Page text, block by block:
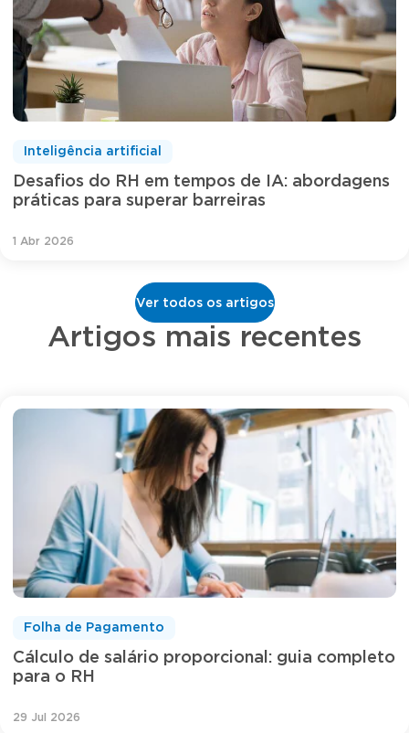
Desafios do RH em tempos de IA: abordagens
práticas para superar barreiras
Inteligência artificial
1 Abr 2026
Ver todos os artigos
Artigos mais recentes
Cálculo de salário proporcional: guia completo
para o RH
Folha de Pagamento
29 Jul 2026